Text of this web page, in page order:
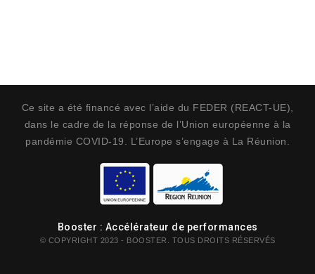
Ce site a été financé avec l’aide du FEDER (REACT-UE),
dans le cadre de la réponse de l’Union européenne à la
pandémie COVID-19. L’Europe s’engage à La Réunion.
Booster : Accélérateur de performances
© COPYRIGHT 2023 - BOOSTER. TOUS DROITS RÉSERVÉS